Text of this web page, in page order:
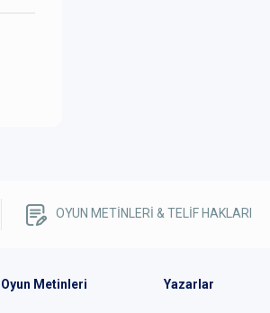
OYUN METİNLERİ & TELİF HAKLARI
Oyun Metinleri Yazarlar